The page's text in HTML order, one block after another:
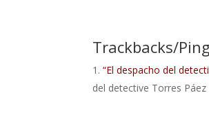
Trackbacks/
“El despacho del
del detective Torres